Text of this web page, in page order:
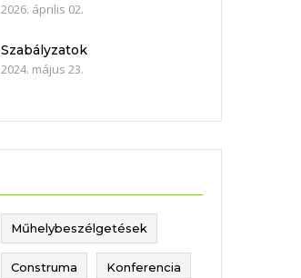
2026. április 02.
Szabályzatok
2024. május 23.
Műhelybeszélgetések
Construma Konferencia